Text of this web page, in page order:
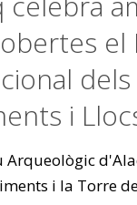
el
dels
i
i la Torre